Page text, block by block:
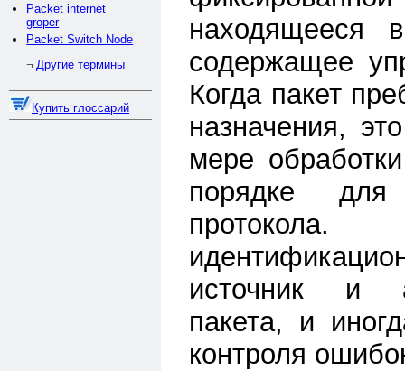
Packet internet
groper
Packet Switch Node
¬ Другие термины
Купить глоссарий
находящееся
содержащее
Когда пакет
назначения,
мере
порядке
источник и
пакета, и
контроля